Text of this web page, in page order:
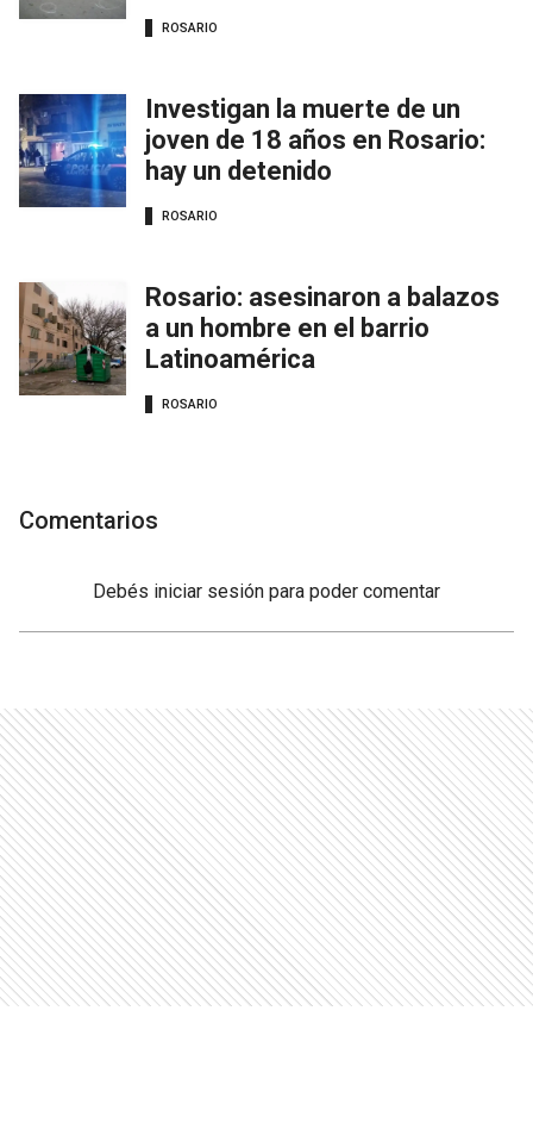
ROSARIO
Investigan la muerte de un
joven de 18 años en Rosario:
hay un detenido
ROSARIO
Rosario: asesinaron a balazos
a un hombre en el barrio
Latinoamérica
ROSARIO
Comentarios
Debés iniciar sesión para poder comentar